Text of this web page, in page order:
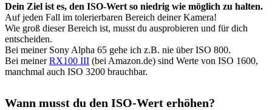
Dein Ziel ist es, den ISO-Wert so niedrig wie möglich zu halten.
Auf jeden Fall im tolerierbaren Bereich deiner Kamera!
Wie groß dieser Bereich ist, musst du ausprobieren und für dich
entscheiden.
Bei meiner Sony Alpha 65 gehe ich z.B. nie über ISO 800.
Bei meinerRX100 III (bei Amazon.de) sind Werte von ISO 1600,
manchmal auch ISO 3200 brauchbar.
Wann musst du den ISO-Wert erhöhen?